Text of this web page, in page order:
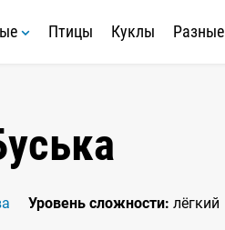
Птицы Куклы Разные
Уровень сложности: лёгкий